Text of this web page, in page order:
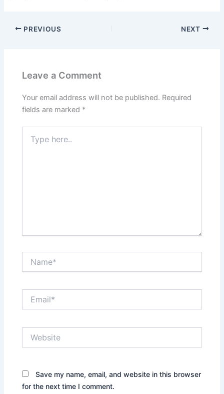
PREVIOUS NEXT
Leave a Comment
Your email address will not be published. Required
fields are marked *
here..
Save my name, email, and website in this browser
for the next time I comment.